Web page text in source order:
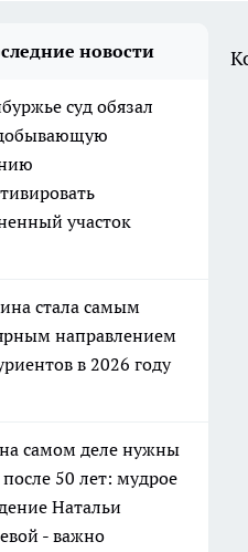
новости
суд обязал
участок
стала самым
направлением
в 2026 году
самом деле нужны
после 50 лет: мудрое
Натальи
- важно